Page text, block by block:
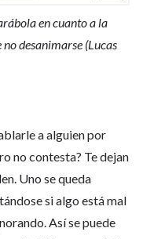
en cuanto a la
desanimarse (Lucas
a alguien por
no contesta? Te dejan
Uno se queda
si algo está mal
Así se puede